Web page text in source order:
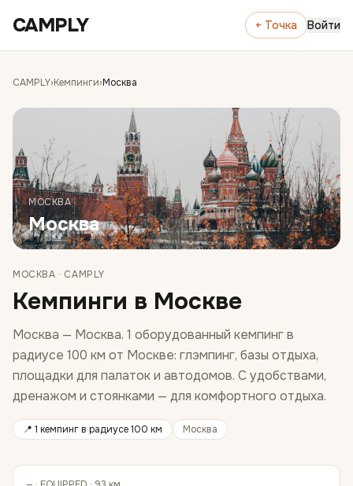
CAMPLY + Точка Войти
CAMPLY›Кемпинги›Москва
МОСКВА
Москва
МОСКВА · CAMPLY
Кемпинги в Москве
Москва — Москва. 1 оборудованный кемпинг в
радиусе 100 км от Москве: глэмпинг, базы отдыха,
площадки для палаток и автодомов. С удобствами,
дренажом и стоянками — для комфортного отдыха.
📍 1 кемпинг в радиусе 100 км Москва